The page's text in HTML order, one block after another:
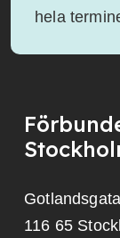
hela
116 65